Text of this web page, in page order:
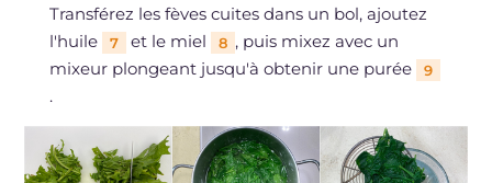
Transférez les fèves cuites dans un bol, ajoutez
l'huile
7 et le miel 8 , puis mixez avec un
mixeur plongeant jusqu'à obtenir une purée
9
.